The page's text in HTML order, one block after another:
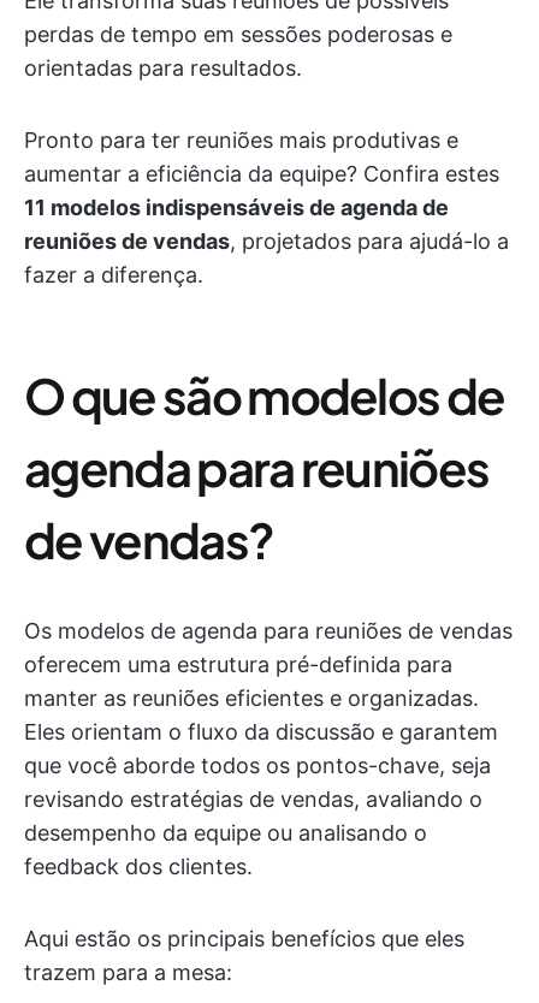
perdas de tempo em sessões poderosas e
orientadas para resultados.
Pronto para ter reuniões mais produtivas e
aumentar a eficiência da equipe? Confira estes
11 modelos indispensáveis de agenda de
reuniões de vendas, projetados para ajudá-lo a
fazer a diferença.
O que são modelos de
agenda para reuniões
de vendas?
Os modelos de agenda para reuniões de vendas
oferecem uma estrutura pré-definida para
manter as reuniões eficientes e organizadas.
Eles orientam o fluxo da discussão e garantem
que você aborde todos os pontos-chave, seja
revisando estratégias de vendas, avaliando o
desempenho da equipe ou analisando o
feedback dos clientes.
Aqui estão os principais benefícios que eles
trazem para a mesa: